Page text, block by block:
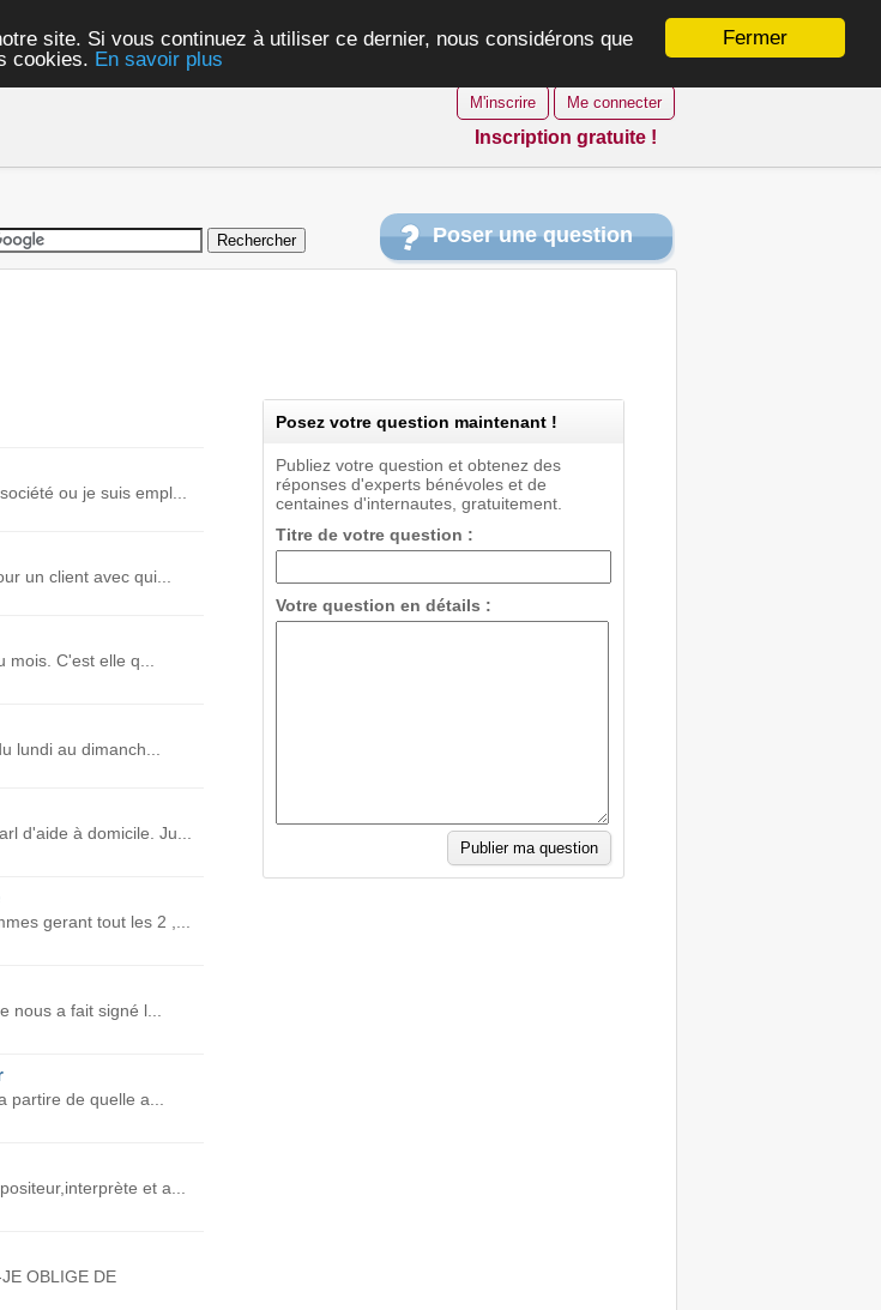
Fermer
site. Si vous continuez à utiliser ce dernier, nous considérons que
cookies. En savoir plus
M'inscrire Me connecter
Inscription gratuite !
Poser une question
ou je suis empl...
un client avec qui...
C'est elle q...
lundi au dimanch...
d'aide à domicile. Ju...
gerant tout les 2 ,...
nous a fait signé l...
de quelle a...
et a...
OBLIGE DE
Posez votre question maintenant !
Publiez votre question et obtenez des
réponses d'experts bénévoles et de
centaines d'internautes, gratuitement.
Titre de votre question :
Votre question en détails :